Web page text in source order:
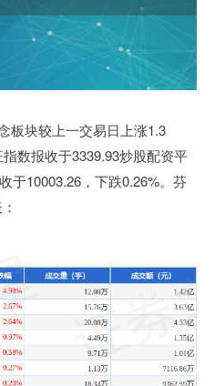
板块较上一交易日上涨1.3
数报收于3339.93炒股配资平
于10003.26，下跌0.26%。芬